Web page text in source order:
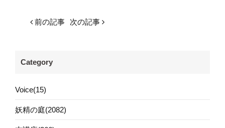
前の記事 次の記事
Category
Voice(15)
妖精の庭(2082)